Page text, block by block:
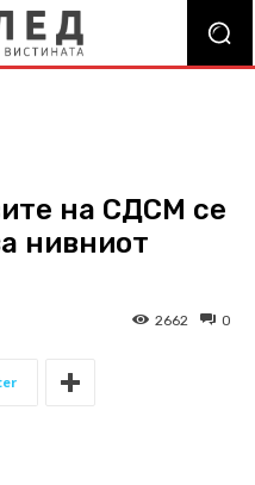
на СДСМ се
нивниот
0
2662